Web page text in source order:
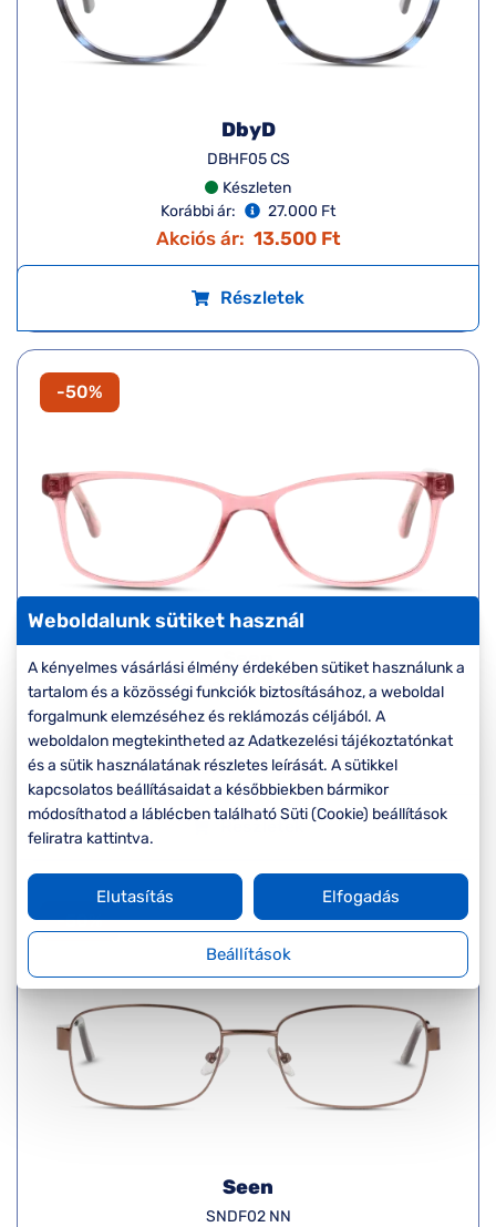
DbyD
DBHF05 CS
Készleten
Korábbi ár:
27.000 Ft
Akciós ár: 13.500 Ft
Részletek
-50%
Seen
SNIF10 PP
Készleten
Korábbi ár:
17.000 Ft
Akciós ár: 8.500 Ft
Részletek
-50%
Seen
SNDF02 NN
Weboldalunk sütiket használ
A kényelmes vásárlási élmény érdekében sütiket használunk a
tartalom és a közösségi funkciók biztosításához, a weboldal
forgalmunk elemzéséhez és reklámozás céljából. A
weboldalon megtekintheted az Adatkezelési tájékoztatónkat
és a sütik használatának részletes leírását. A sütikkel
kapcsolatos beállításaidat a későbbiekben bármikor
módosíthatod a láblécben található Süti (Cookie) beállítások
feliratra kattintva.
Beállítások
Elutasítás Elfogadás